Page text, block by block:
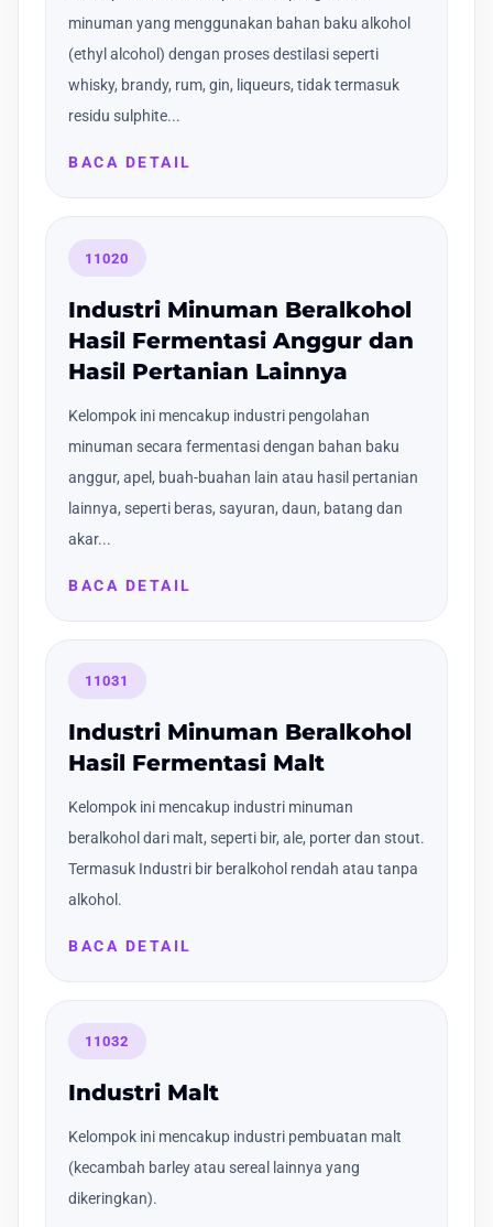
minuman yang menggunakan bahan baku alkohol
(ethyl alcohol) dengan proses destilasi seperti
whisky, brandy, rum, gin, liqueurs, tidak termasuk
residu sulphite...
BACA DETAIL
11020
Industri Minuman Beralkohol
Hasil Fermentasi Anggur dan
Hasil Pertanian Lainnya
Kelompok ini mencakup industri pengolahan
minuman secara fermentasi dengan bahan baku
anggur, apel, buah-buahan lain atau hasil pertanian
lainnya, seperti beras, sayuran, daun, batang dan
akar...
BACA DETAIL
11031
Industri Minuman Beralkohol
Hasil Fermentasi Malt
Kelompok ini mencakup industri minuman
beralkohol dari malt, seperti bir, ale, porter dan stout.
Termasuk Industri bir beralkohol rendah atau tanpa
alkohol.
BACA DETAIL
11032
Industri Malt
Kelompok ini mencakup industri pembuatan malt
(kecambah barley atau sereal lainnya yang
dikeringkan).